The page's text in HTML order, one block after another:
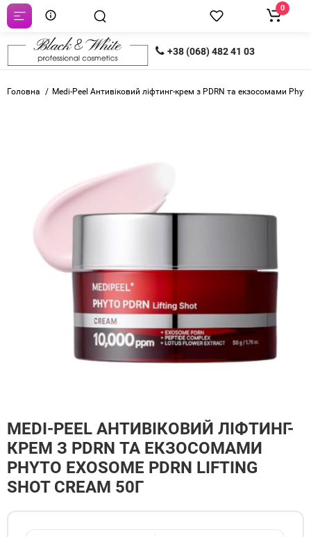
+38 (068) 482 41 03
0
Головна Medi-Peel Антивіковий ліфтинг-крем з PDRN та екзосомами
MEDI-PEEL АНТИВІКОВИЙ ЛІФТИНГ-
КРЕМ З PDRN ТА ЕКЗОСОМАМИ
PHYTO EXOSOME PDRN LIFTING
SHOT CREAM 50Г